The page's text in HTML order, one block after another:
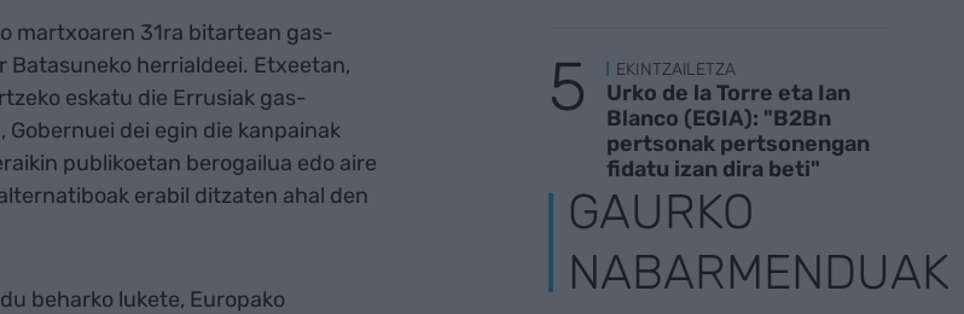
martxoaren 31ra bitartean gas-
Batasuneko herrialdeei. Etxeetan,
eskatu die Errusiak gas-
dei egin die kanpainak
publikoetan berogailua edo aire
erabil ditzaten ahal den
beharko lukete, Europako
EKINTZAILETZA
Urko de la Torre eta Ian
Blanco (EGIA): "B2Bn
pertsonak pertsonengan
fidatu izan dira beti"
GAURKO
NABARMENDUAK